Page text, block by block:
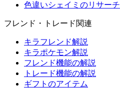
色違いシェイミのリサーチ
フレンド・トレード関連
キラフレンド解説
キラポケモン解説
フレンド機能の解説
トレード機能の解説
ギフトのアイテム